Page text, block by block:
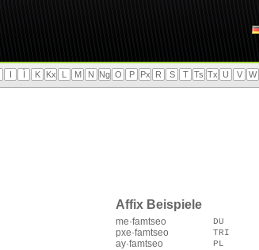
I Ì K Kx L M N Ng O P Px R S T Ts Tx U V W
Affix Beispiele
me·famtseo DU
pxe·famtseo
TRI
ay·famtseo
PL